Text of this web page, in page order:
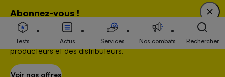
Abonnez-vous !
Bénéficiez d'une expertise unique tout en soutenant
une association 100 % indépendante de l'Etat, des
producteurs et des distributeurs.
Voir nos offres
Association indépendante de l’État, des syndicats, des producteurs et des
distributeurs depuis 1951.
Tests Actus Services Nos combats Rechercher